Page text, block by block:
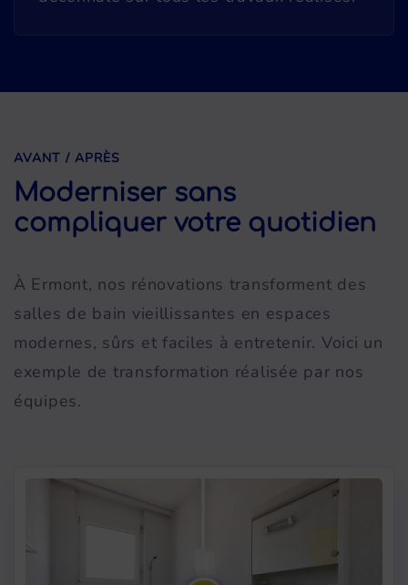
AVANT / APRÈS
Moderniser sans
compliquer votre quotidien
À Ermont, nos rénovations transforment des
salles de bain vieillissantes en espaces
modernes, sûrs et faciles à entretenir. Voici un
exemple de transformation réalisée par nos
équipes.